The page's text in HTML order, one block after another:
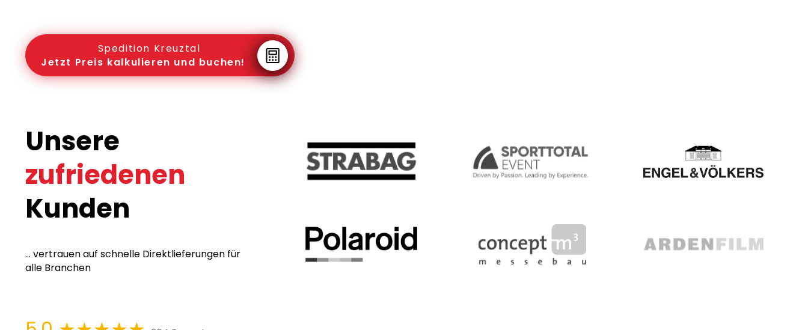
Spedition Kreuztal
Jetzt Preis kalkulieren und buchen!
Unsere
zufriedenen
Kunden
... vertrauen auf schnelle Direktlieferungen für
alle Branchen